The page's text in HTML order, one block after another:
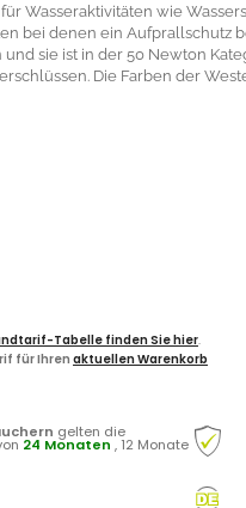
Wasseraktivitäten wie
bei denen ein Aufprallschutz
sie ist in der 50 Newton
Die Farben der
Tabelle finden Sie hier.
für Ihren aktuellen Warenkorb
gelten die
24 Monaten , 12 Monate